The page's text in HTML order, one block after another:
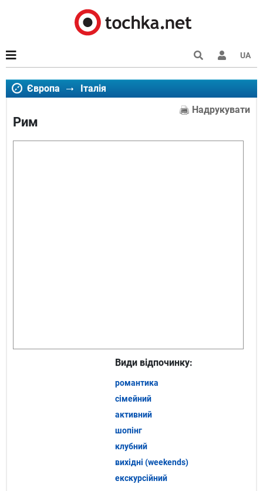
UA
Європа
Італія
Надрукувати
Рим
Види відпочинку:
романтика
сімейний
активний
шопінг
клубний
вихідні (weekends)
екскурсійний